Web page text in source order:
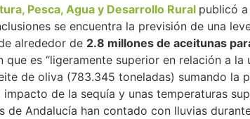
Pesca, Agua y Desarrollo Rural publicó
se encuentra la previsión de una
alrededor de 2.8 millones de aceitunas
es “ligeramente superior en relación a la
de oliva (783.345 toneladas) sumando la
de la sequía y unas temperaturas
Andalucía han contado con lluvias